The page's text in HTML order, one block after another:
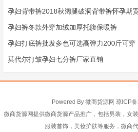
孕妇背带裤2018秋阔腿破洞背带裤怀孕期
孕妇裤冬款外穿加绒加厚托腹保暖裤
孕妇打底裤批发多色可选高弹力200斤可穿
莫代尔打皱孕妇七分裤厂家直销
Powered By 微商货源网 琼ICP
微商货源网提供微商货源产品推广，包括男装，女
服装首饰，美妆护肤等服务，微商